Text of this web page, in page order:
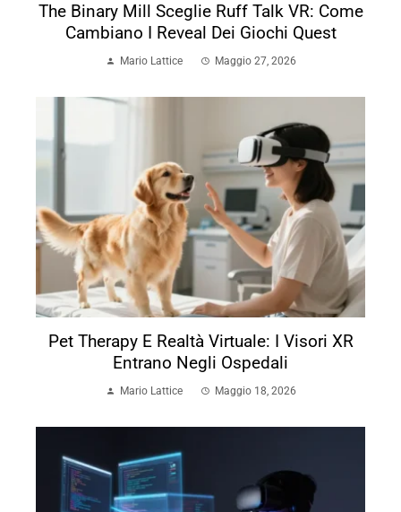
The Binary Mill Sceglie Ruff Talk VR: Come
Cambiano I Reveal Dei Giochi Quest
Mario Lattice Maggio 27, 2026
Pet Therapy E Realtà Virtuale: I Visori XR
Entrano Negli Ospedali
Mario Lattice Maggio 18, 2026